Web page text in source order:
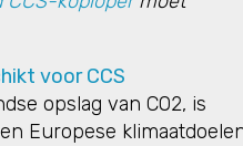
voor CCS
opslag van CO2, is
Europese